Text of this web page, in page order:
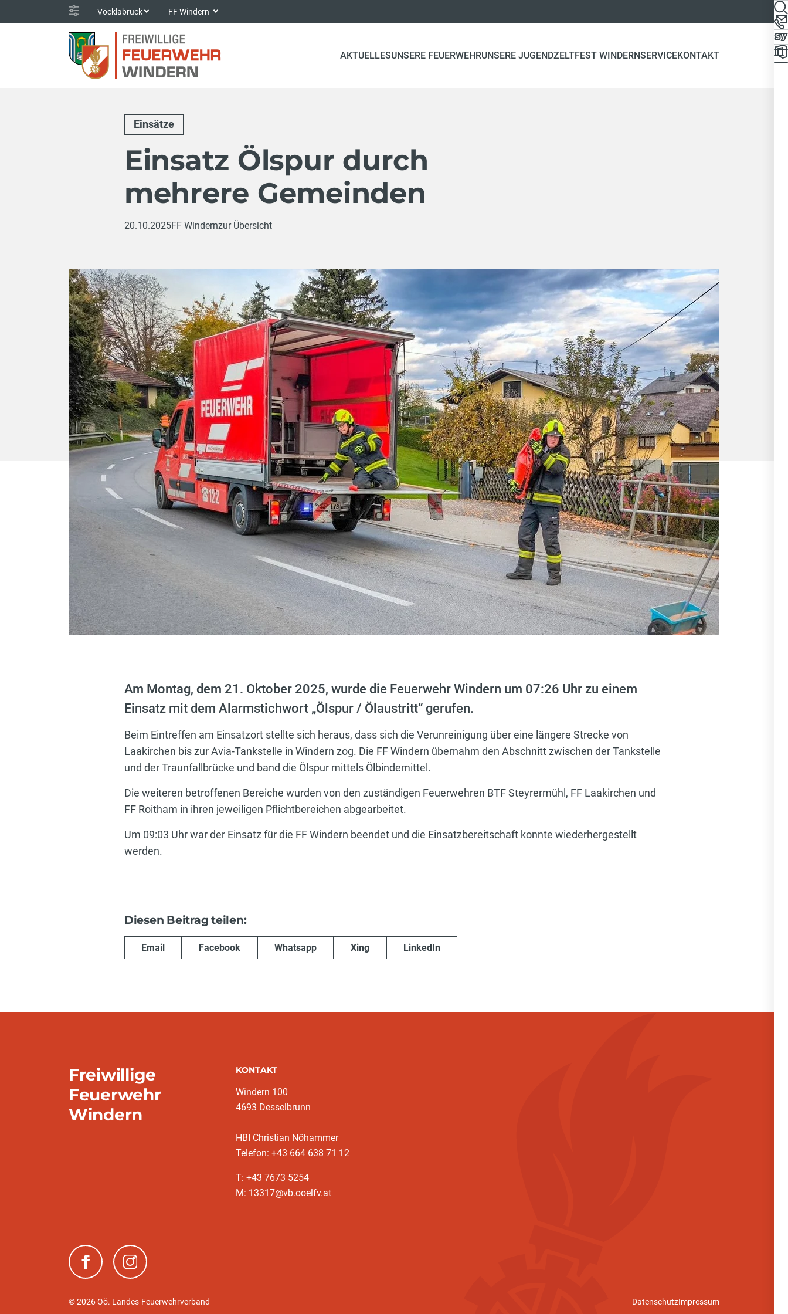
Vöcklabruck FF Windern
AKTUELLESUNSERE FEUERWEHRUNSERE JUGENDZELTFEST WINDERNSERVICEKONTAKT
Einsätze
Einsatz Ölspur durch
mehrere Gemeinden
20.10.2025FF Windernzur Übersicht
Am Montag, dem 21. Oktober 2025, wurde die Feuerwehr Windern um 07:26 Uhr zu einem
Einsatz mit dem Alarmstichwort „Ölspur / Ölaustritt“ gerufen.
Beim Eintreffen am Einsatzort stellte sich heraus, dass sich die Verunreinigung über eine längere Strecke von
Laakirchen bis zur Avia-Tankstelle in Windern zog. Die FF Windern übernahm den Abschnitt zwischen der Tankstelle
und der Traunfallbrücke und band die Ölspur mittels Ölbindemittel.
Die weiteren betroffenen Bereiche wurden von den zuständigen Feuerwehren BTF Steyrermühl, FF Laakirchen und
FF Roitham in ihren jeweiligen Pflichtbereichen abgearbeitet.
Um 09:03 Uhr war der Einsatz für die FF Windern beendet und die Einsatzbereitschaft konnte wiederhergestellt
werden.
Diesen Beitrag teilen:
Email Facebook Whatsapp Xing LinkedIn
Freiwillige
Feuerwehr
Windern
KONTAKT
Windern 100
4693 Desselbrunn
HBI Christian Nöhammer
Telefon: +43 664 638 71 12
T: +43 7673 5254
M: 13317@vb.ooelfv.at
(neues Fenster)(neues Fenster)
© 2026 Oö. Landes-Feuerwehrverband DatenschutzImpressum